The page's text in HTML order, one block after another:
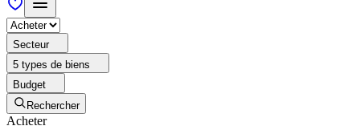
Secteur
5 types de biens
Budget
Rechercher
Acheter